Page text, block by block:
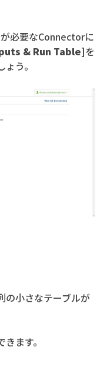
必要なConnectorに
& Run Table]を
う。
の小さなテーブルが
ます。